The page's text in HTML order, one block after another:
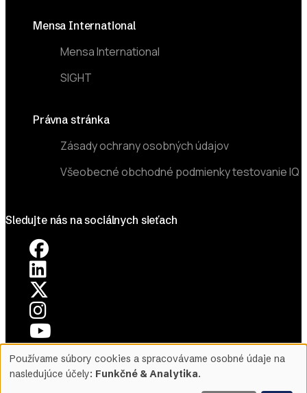
Mensa International
Mensa International
SIGHT
Právna stránka
Zásady ochrany osobných údajov
Všeobecné obchodné podmienky testovanie IQ
Sledujte nás na sociálnych sieťach
©2026 Mensa Slovensko. All Rights Reserved.
Use
Používame súbory cookies a spracovávame osobné údaje na
nasledujúce účely: Funkčné & Analytika.